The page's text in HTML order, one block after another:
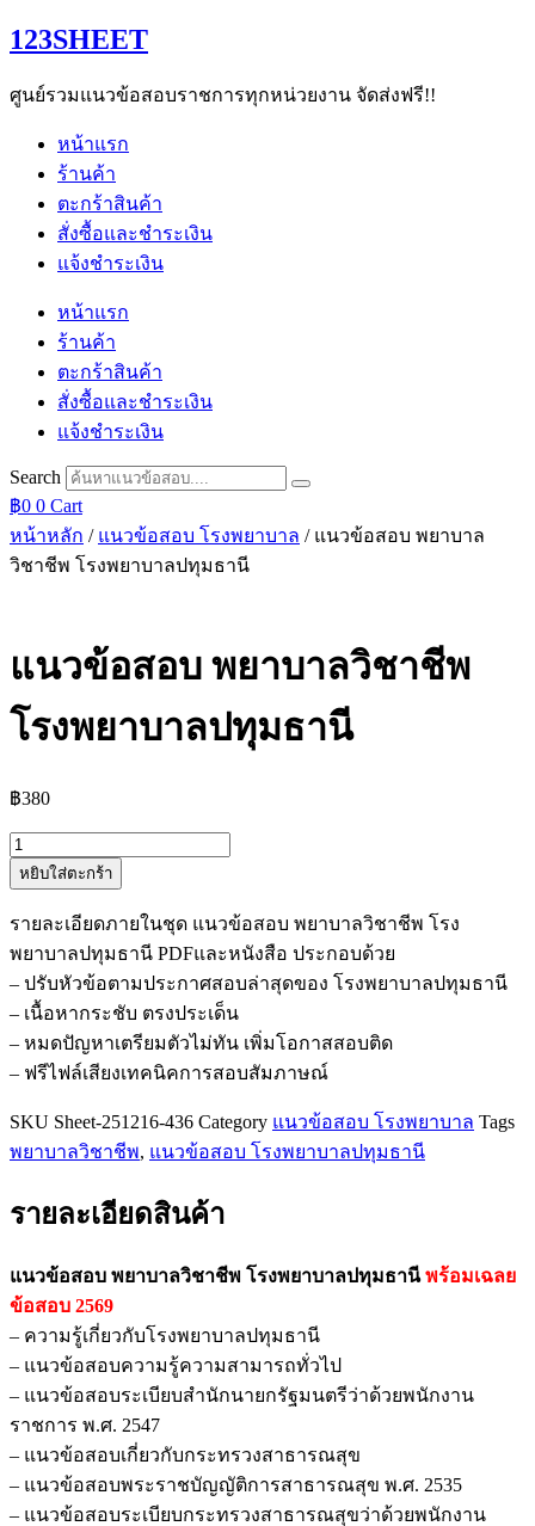
Skip
to
123SHEET
ศูนย์รวมแนวข้อสอบราชการทุกหน่วยงาน จัดส่งฟรี!!
หน้าแรก
ร้านค้า
ตะกร้าสินค้า
สั่งซื้อและชำระเงิน
แจ้งชำระเงิน
หน้าแรก
ร้านค้า
ตะกร้าสินค้า
สั่งซื้อและชำระเงิน
แจ้งชำระเงิน
Search
฿0 0 Cart
หน้าหลัก / แนวข้อสอบ โรงพยาบาล / แนวข้อสอบ พยาบาล
วิชาชีพ โรงพยาบาลปทุมธานี
แนวข้อสอบ พยาบาลวิชาชีพ
โรงพยาบาลปทุมธานี
฿380
จำนวน
แนว
พยาบาล
วิชาชีพ
โรง
พยาบาล
ปทุมธานี
ชิ้น
หยิบใส่ตะกร้า
รายละเอียดภายในชุด แนวข้อสอบ พยาบาลวิชาชีพ โรง
พยาบาลปทุมธานี PDFและหนังสือ ประกอบด้วย
– ปรับหัวข้อตามประกาศสอบล่าสุดของ โรงพยาบาลปทุมธานี
– เนื้อหากระชับ ตรงประเด็น
– หมดปัญหาเตรียมตัวไม่ทัน เพิ่มโอกาสสอบติด
– ฟรีไฟล์เสียงเทคนิคการสอบสัมภาษณ์
SKU Sheet-251216-436 Category แนวข้อสอบ โรงพยาบาล Tags
พยาบาลวิชาชีพ, แนวข้อสอบ โรงพยาบาลปทุมธานี
รายละเอียดสินค้า
แนวข้อสอบ พยาบาลวิชาชีพ โรงพยาบาลปทุมธานีพร้อมเฉลย
ข้อสอบ 2569
– ความรู้เกี่ยวกับโรงพยาบาลปทุมธานี
– แนวข้อสอบความรู้ความสามารถทั่วไป
– แนวข้อสอบระเบียบสำนักนายกรัฐมนตรีว่าด้วยพนักงาน
ราชการ พ.ศ. 2547
– แนวข้อสอบเกี่ยวกับกระทรวงสาธารณสุข
– แนวข้อสอบพระราชบัญญัติการสาธารณสุข พ.ศ. 2535
– แนวข้อสอบระเบียบกระทรวงสาธารณสุขว่าด้วยพนักงาน